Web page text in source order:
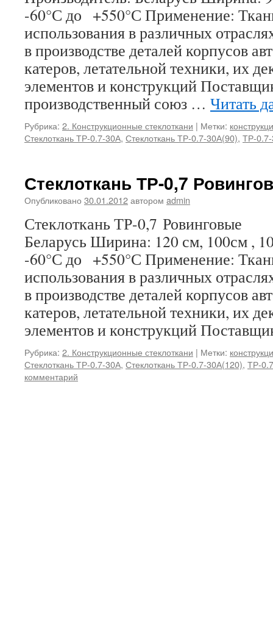
-60°С до +550°С Применение:
использования в различных
в производстве деталей корпусов
катеров, летательной техники, их
элементов и конструкций
производственный союз … Читать
Рубрика: 2. Конструкционные стеклоткани | Метки:
Стеклоткань ТР-0.7-30А, Стеклоткань ТР-0.7-30А(90), ТР-
Стеклоткань ТР-0,7
Опубликовано 30.01.2012автором admin
Стеклоткань ТР-0,7 Ровинговые
Беларусь Ширина: 120 см, 100см ,
-60°С до +550°С Применение:
использования в различных
в производстве деталей корпусов
катеров, летательной техники, их
элементов и конструкций
Рубрика: 2. Конструкционные стеклоткани | Метки:
Стеклоткань ТР-0.7-30А, Стеклоткань ТР-0.7-30А(120), ТР-
комментарий